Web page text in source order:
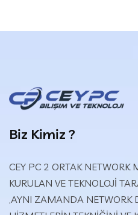
Biz Kimiz ?
CEY PC 2 ORTAK NETWORK
KURULAN VE TEKNOLOJİ
,AYNI ZAMANDA NETWORK